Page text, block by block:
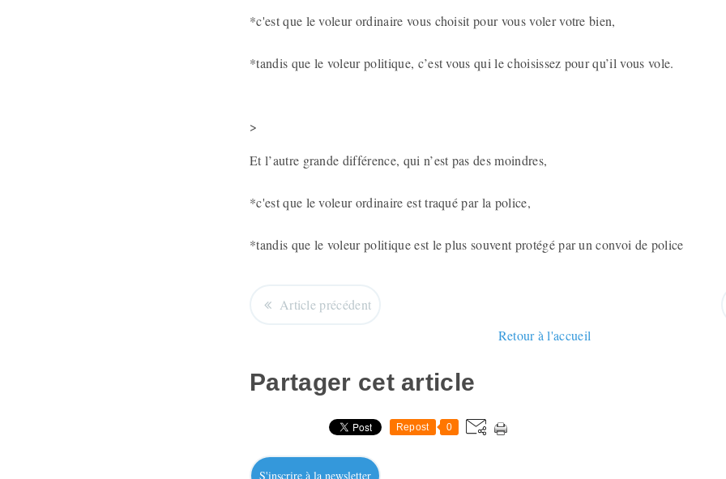
*c'est que le voleur ordinaire vous choisit pour vous voler votre bien,
*tandis que le voleur politique, c’est vous qui le choisissez pour qu’il vous vole.
>
Et l’autre grande différence, qui n’est pas des moindres,
*c'est que le voleur ordinaire est traqué par la police,
*tandis que le voleur politique est le plus souvent protégé par un convoi de police
Article précédent
Retour à l'accueil
Partager cet article
Repost 0
S'inscrire à la newsletter